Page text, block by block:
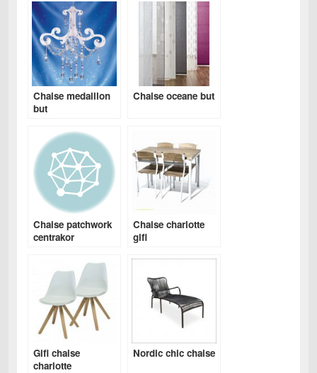
Chaise medaillon
but
Chaise oceane but
Chaise patchwork
centrakor
Chaise charlotte
gifi
Gifi chaise
charlotte
Nordic chic chaise